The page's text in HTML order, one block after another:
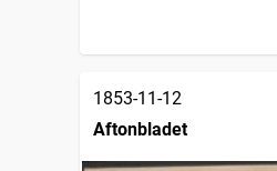
1853-11-12
Aftonbladet